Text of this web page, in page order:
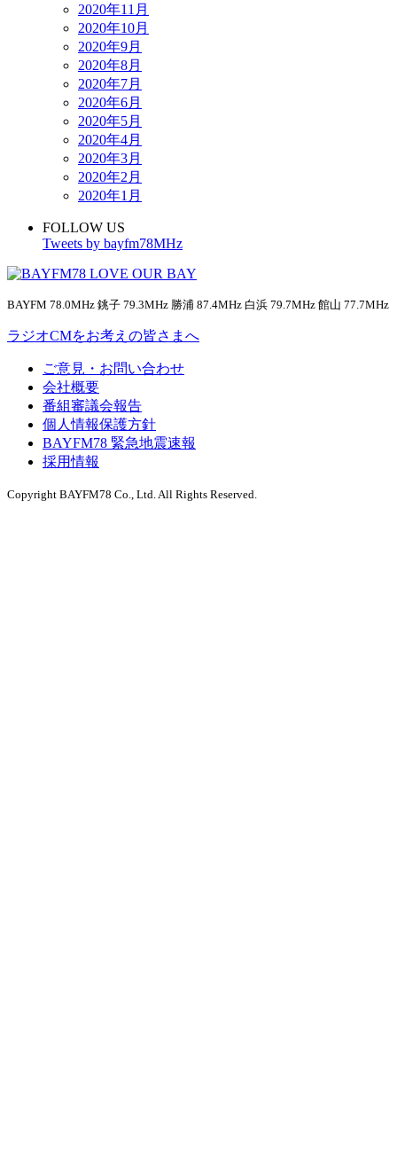
2020年11月
2020年10月
2020年9月
2020年8月
2020年7月
2020年6月
2020年5月
2020年4月
2020年3月
2020年2月
2020年1月
FOLLOW US
Tweets by bayfm78MHz
BAYFM 78.0MHz 銚子 79.3MHz 勝浦 87.4MHz 白浜 79.7MHz 館山 77.7MHz
ラジオCMをお考えの皆さまへ
ご意見・お問い合わせ
会社概要
番組審議会報告
個人情報保護方針
BAYFM78 緊急地震速報
採用情報
Copyright BAYFM78 Co., Ltd. All Rights Reserved.